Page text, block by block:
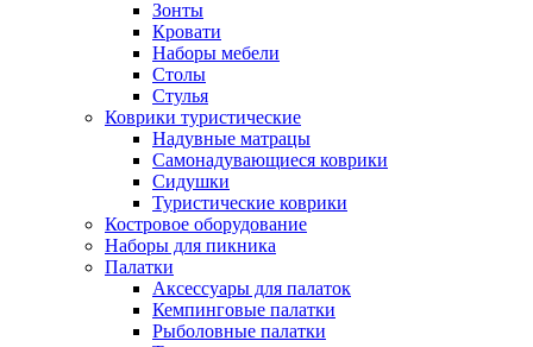
Зонты
Кровати
Наборы мебели
Столы
Стулья
Коврики туристические
Надувные матрацы
Самонадувающиеся коврики
Сидушки
Туристические коврики
Костровое оборудование
Наборы для пикника
Палатки
Аксессуары для палаток
Кемпинговые палатки
Рыболовные палатки